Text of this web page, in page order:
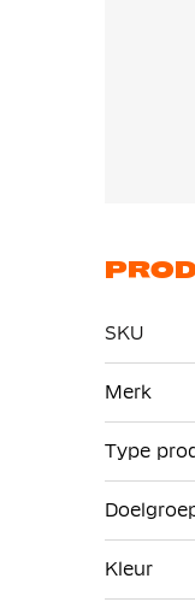
SKU
informatie
Merk
Type
Kleur